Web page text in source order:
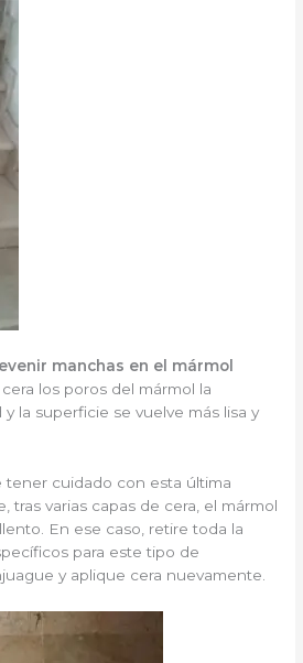
manchas en el mármol
los poros del mármol la
la superficie se vuelve más lisa y
cuidado con esta última
tras varias capas de cera, el mármol
En ese caso, retire toda la
para este tipo de
y aplique cera nuevamente.